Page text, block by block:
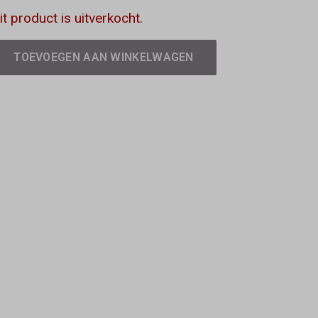
product is uitverkocht.
TOEVOEGEN AAN WINKELWAGEN